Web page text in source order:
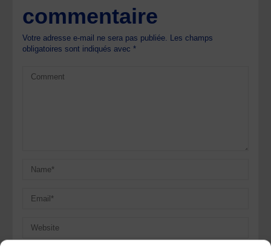
commentaire
Votre adresse e-mail ne sera pas publiée. Les champs
obligatoires sont indiqués avec*